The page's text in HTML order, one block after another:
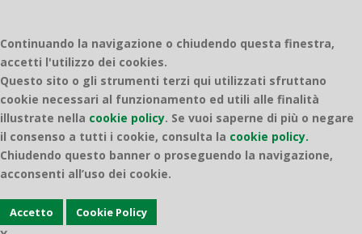
Continuando la navigazione o chiudendo questa finestra,
accetti l'utilizzo dei cookies.
Questo sito o gli strumenti terzi qui utilizzati sfruttano
cookie necessari al funzionamento ed utili alle finalità
illustrate nella cookie policy. Se vuoi saperne di più o negare
il consenso a tutti i cookie, consulta la cookie policy.
Chiudendo questo banner o proseguendo la navigazione,
acconsenti all’uso dei cookie.
Accetto Cookie Policy